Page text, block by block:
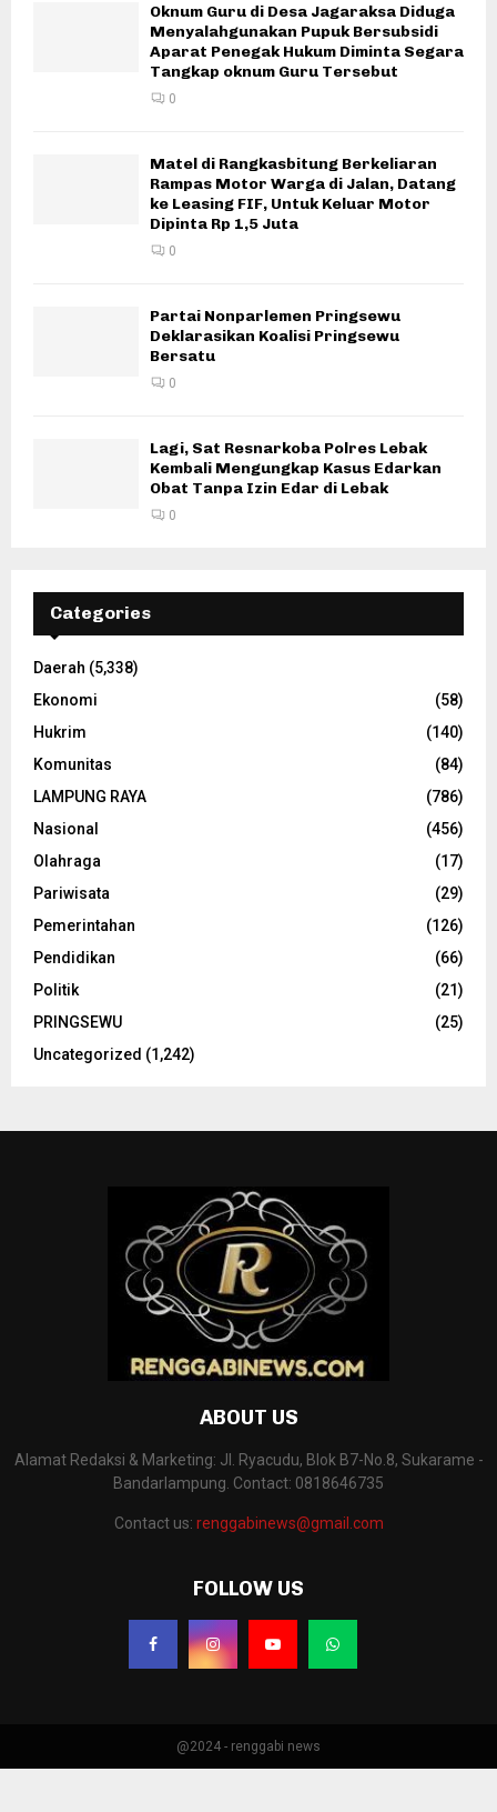
Oknum Guru di Desa Jagaraksa Diduga
Menyalahgunakan Pupuk Bersubsidi
Aparat Penegak Hukum Diminta Segara
Tangkap oknum Guru Tersebut
0
Matel di Rangkasbitung Berkeliaran
Rampas Motor Warga di Jalan, Datang
ke Leasing FIF, Untuk Keluar Motor
Dipinta Rp 1,5 Juta
0
Partai Nonparlemen Pringsewu
Deklarasikan Koalisi Pringsewu
Bersatu
0
Lagi, Sat Resnarkoba Polres Lebak
Kembali Mengungkap Kasus Edarkan
Obat Tanpa Izin Edar di Lebak
0
Categories
Daerah (5,338)
Ekonomi
(58)
Hukrim
(140)
Komunitas
(84)
LAMPUNG RAYA
(786)
Nasional
(456)
Olahraga
(17)
Pariwisata
(29)
Pemerintahan
(126)
Pendidikan
(66)
Politik
(21)
PRINGSEWU
(25)
Uncategorized (1,242)
ABOUT US
Alamat Redaksi & Marketing: Jl. Ryacudu, Blok B7-No.8, Sukarame -
Bandarlampung. Contact: 0818646735
Contact us: renggabinews@gmail.com
FOLLOW US
@2024 - renggabi news